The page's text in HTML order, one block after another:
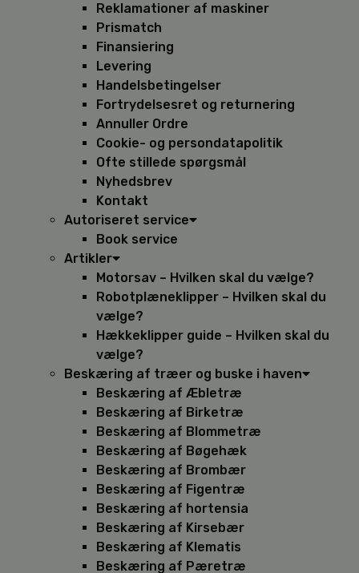
Reklamationer af maskiner
Prismatch
Finansiering
Levering
Handelsbetingelser
Fortrydelsesret og returnering
Annuller Ordre
Cookie- og persondatapolitik
Ofte stillede spørgsmål
Nyhedsbrev
Kontakt
Autoriseret service
Book service
Artikler
Motorsav – Hvilken skal du vælge?
Robotplæneklipper – Hvilken skal du
vælge?
Hækkeklipper guide – Hvilken skal du
vælge?
Beskæring af træer og buske i haven
Beskæring af Æbletræ
Beskæring af Birketræ
Beskæring af Blommetræ
Beskæring af Bøgehæk
Beskæring af Brombær
Beskæring af Figentræ
Beskæring af hortensia
Beskæring af Kirsebær
Beskæring af Klematis
Beskæring af Pæretræ